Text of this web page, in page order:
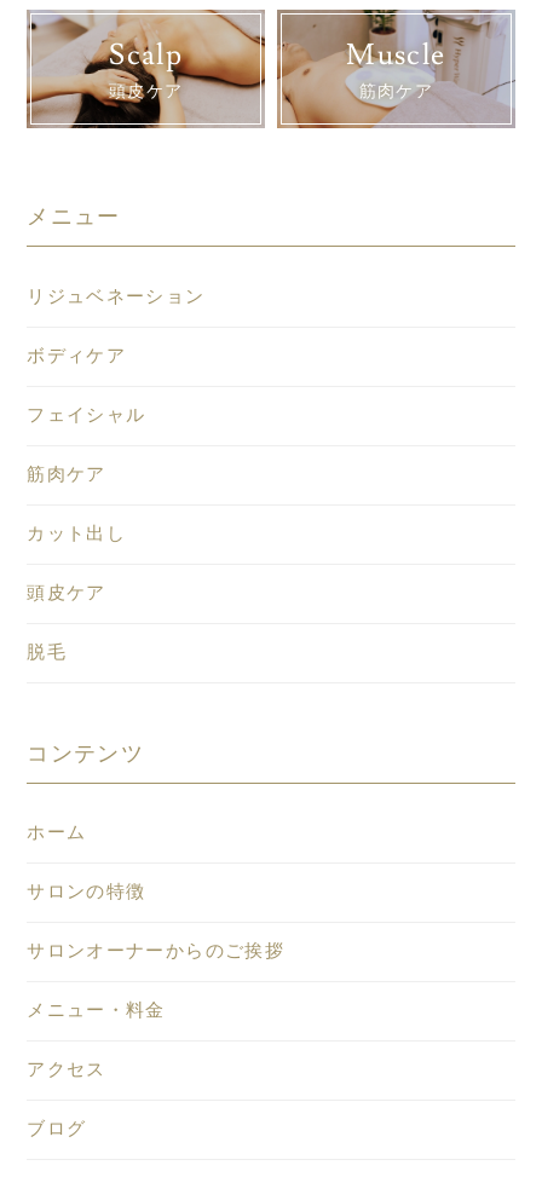
Scalp
頭皮ケア
Muscle
筋肉ケア
メニュー
リジュベネーション
ボディケア
フェイシャル
筋肉ケア
カット出し
頭皮ケア
脱毛
コンテンツ
ホーム
サロンの特徴
サロンオーナーからのご挨拶
メニュー・料金
アクセス
ブログ